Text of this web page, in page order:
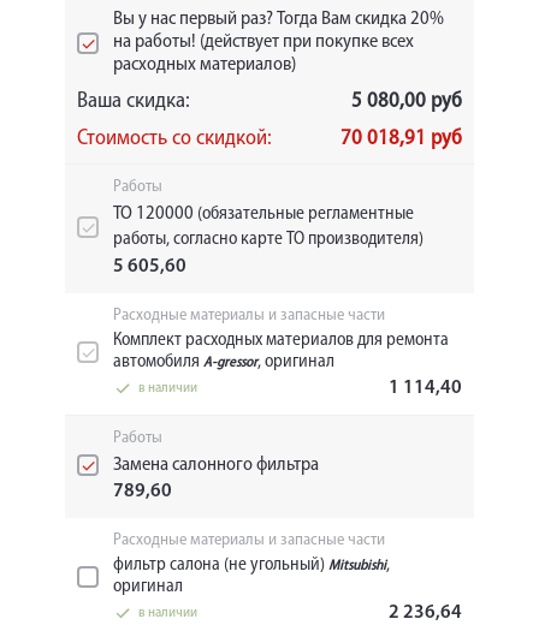
Вы у нас первый раз? Тогда Вам скидка 20%
на работы! (действует при покупке всех
расходных материалов)
Ваша скидка:
5 080,00 руб
Стоимость со скидкой:
70 018,91 руб
Работы
ТО 120000 (обязательные регламентные
работы, согласно карте ТО производителя)
5 605,60
Расходные материалы и запасные части
Комплект расходных материалов для ремонта
автомобиля A-gressor, оригинал
в наличии 1 114,40
Работы
Замена салонного фильтра
789,60
Расходные материалы и запасные части
фильтр салона (не угольный) Mitsubishi,
оригинал
в наличии 2 236,64